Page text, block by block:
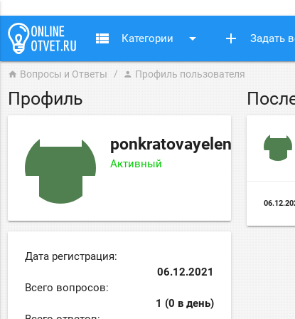
view_list Категории arrow_drop_down add Задать
home Вопросы и Ответы person Профиль пользователя
Профиль
ponkratovayelena
Активный
Дата регистрация:
06.12.2021
Всего вопросов:
1 (0 в день)